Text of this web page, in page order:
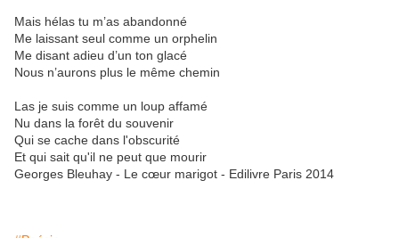
Mais hélas tu m’as abandonné
Me laissant seul comme un orphelin
Me disant adieu d’un ton glacé
Nous n’aurons plus le même chemin
Las je suis comme un loup affamé
Nu dans la forêt du souvenir
Qui se cache dans l'obscurité
Et qui sait qu'il ne peut que mourir
Georges Bleuhay - Le cœur marigot - Edilivre Paris 2014